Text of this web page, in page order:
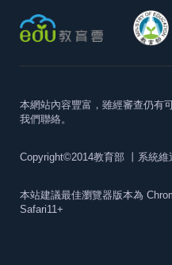
本網站內容豐富，雖經審查仍有
我們聯絡。
Copyright©2014教育部 丨系統
本站建議最佳瀏覽器版本為
Safari11+